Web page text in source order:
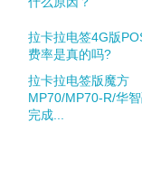
拉卡拉电签4G版
费率是真的吗?
拉卡拉电签版魔方
MP70/MP70-R/华
完成...